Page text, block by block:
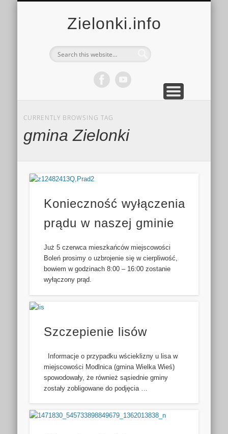
Zielonki.info
CURRENTLY BROWSING TAG
gmina Zielonki
Konieczność wyłączenia
prądu w naszej gminie
Już 5 czerwca mieszkańców miejscowości
Boleń prosimy o uzbrojenie się w cierpliwość,
bowiem w godzinach 8:00 – 16:00 zostanie
wyłączony prąd.
Szczepienie lisów
Informacje o przypadku wścieklizny u lisa w
miejscowości Modlnica (gmina Wielka Wieś)
spowodowały, że również sąsiednie gminy
zostały zobligowane do podjęcia …